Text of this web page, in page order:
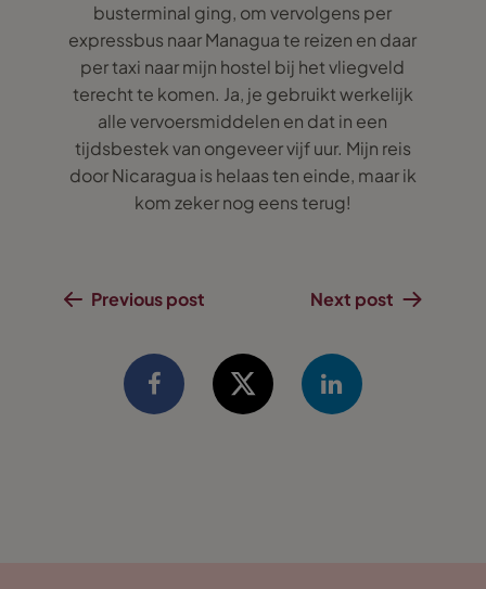
busterminal ging, om vervolgens per
expressbus naar Managua te reizen en daar
per taxi naar mijn hostel bij het vliegveld
terecht te komen. Ja, je gebruikt werkelijk
alle vervoersmiddelen en dat in een
tijdsbestek van ongeveer vijf uur. Mijn reis
door Nicaragua is helaas ten einde, maar ik
kom zeker nog eens terug!
Previous post Next post